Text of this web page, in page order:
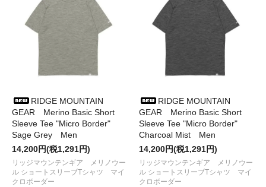
Pants、Basic Short Sleeve Shirtなど
が
入荷しました
●2024/ 6/ 5
BACKDROP Leathers
からKERMIT CHAIRのオ
リジナルレザージャケットの
が入荷しました。
●2024/ 5/14
G-LOCK、ASINOBASE真鍮、
ASINOSTICKなどが入荷しました
ャツが入荷しました
●2024/ 5/ 3ULTRA HEAVY ショーツとTシャツが入荷し
ました
●2024/ 5/ 138explore
ASINOBASE set WH、38灯グレー
などが入荷しました が入荷しました
●2024/ 4/26
38explore から
ASINOSTICK、両ネジなどの
MUKUカラー
が入荷しました
●2024/ 4/19
38灯 ODが入荷しました
RIDGE MOUNTAIN
GEAR Merino Basic Short
Sleeve Tee "Micro Border"
Sage Grey Men
14,200円(税1,291円)
リッジマウンテンギア メリノウー
ル ショートスリーブTシャツ マイ
クロボーダー
RIDGE MOUNTAIN
GEAR Merino Basic Short
Sleeve Tee "Micro Border"
Charcoal Mist Men
14,200円(税1,291円)
リッジマウンテンギア メリノウー
ル ショートスリーブTシャツ マイ
クロボーダー